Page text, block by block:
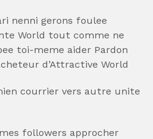
nenni gerons foulee
World tout comme ne
toi-meme aider Pardon
d’Attractive World
courrier vers autre unite
followers approcher